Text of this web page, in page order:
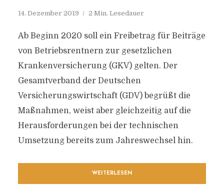
14. Dezember 2019 2 Min. Lesedauer
Ab Beginn 2020 soll ein Freibetrag für Beiträge
von Betriebsrentnern zur gesetzlichen
Krankenversicherung (GKV) gelten. Der
Gesamtverband der Deutschen
Versicherungswirtschaft (GDV) begrüßt die
Maßnahmen, weist aber gleichzeitig auf die
Herausforderungen bei der technischen
Umsetzung bereits zum Jahreswechsel hin.
WEITERLESEN